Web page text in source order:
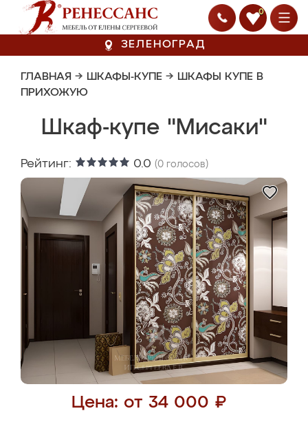
0
ЗЕЛЕНОГРАД
ГЛАВНАЯ → ШКАФЫ-КУПЕ → ШКАФЫ КУПЕ В
ПРИХОЖУЮ
Шкаф-купе "Мисаки"
Рейтинг: 0.0 (0 голосов)
Цена: от 34 000 ₽